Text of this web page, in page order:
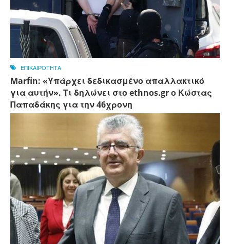
ΕΠΙΚΑΙΡΟΤΗΤΑ
Marfin: «Υπάρχει δεδικασμένο απαλλακτικό
για αυτήν». Τι δηλώνει στο ethnos.gr ο Κώστας
Παπαδάκης για την 46χρονη